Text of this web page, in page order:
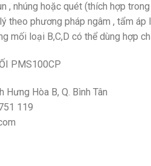
, nhúng hoặc quét (thích hợp
theo phương pháp ngâm , tẩm áp
mối loại B,C,D có thể dùng hợp
PMS100CP
Hưng Hòa B, Q. Bình Tân
119